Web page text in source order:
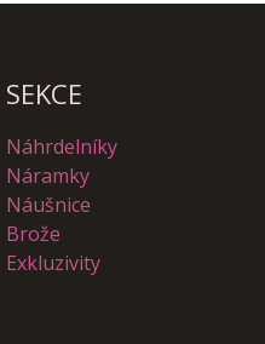
SEKCE
Náhrdelníky
Náramky
Náušnice
Brože
Exkluzivity